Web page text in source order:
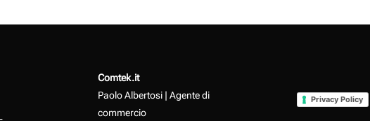
Comtek.it
Paolo Albertosi | Agente di
commercio
Privacy Policy